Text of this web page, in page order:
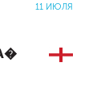
11 ИЮЛЯ